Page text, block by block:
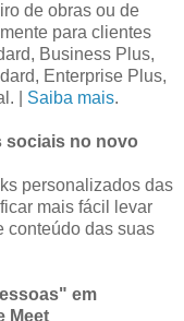
de obras ou de
para clientes
Business Plus,
Enterprise Plus,
| Saiba mais.
sociais no novo
personalizados das
mais fácil levar
conteúdo das suas
em
Meet